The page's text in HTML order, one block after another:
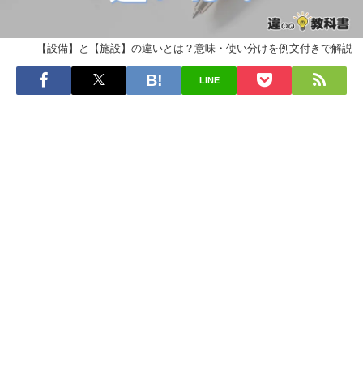
【設備】と【施設】の違いとは？意味・使い分けを例文付きで解説
LINE